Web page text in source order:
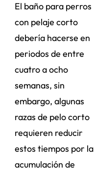
El baño para perros
con pelaje corto
debería hacerse en
periodos de entre
cuatro a ocho
semanas, sin
embargo, algunas
razas de pelo corto
requieren reducir
estos tiempos por la
acumulación de